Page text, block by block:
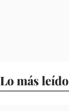
Lo más leído